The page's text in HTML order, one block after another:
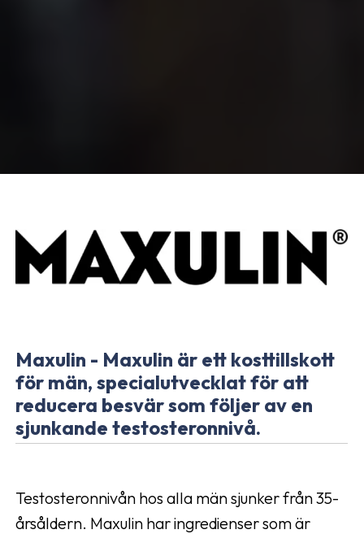
Maxulin - Maxulin är ett kosttillskott
för män, specialutvecklat för att
reducera besvär som följer av en
sjunkande testosteronnivå.
Testosteronnivån hos alla män sjunker från 35-
årsåldern. Maxulin har ingredienser som är